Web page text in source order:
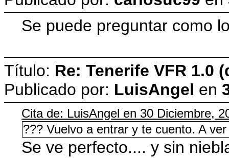
Se puede preguntar como
Título: Re: Tenerife VFR 1.0
Publicado por: LuisAngel en
Cita de: LuisAngel en 30 Diciembre,
??? Vuelvo a entrar y te cuento. A
Se ve perfecto.... y sin